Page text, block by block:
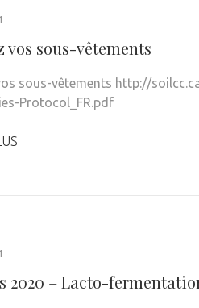
vos sous-vêtements
sous-vêtements http://
Protocol_FR.pdf
2020 – Lacto-